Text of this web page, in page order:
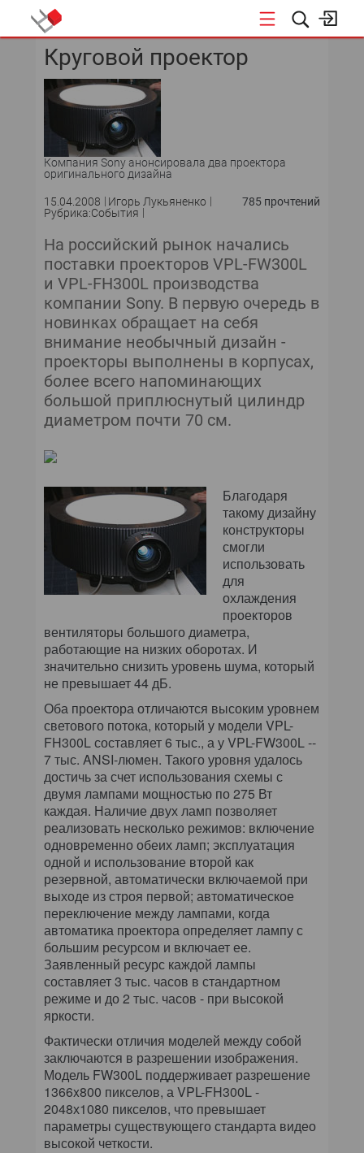
КОНФЕРЕНЦИИ
Круговой проектор
Компания Sony анонсировала два проектора
оригинального дизайна
15.04.2008
Игорь Лукьяненко
Рубрика:События
785 прочтений
На российский рынок начались
поставки проекторов VPL-FW300L
и VPL-FH300L производства
компании Sony. В первую очередь в
новинках обращает на себя
внимание необычный дизайн -
проекторы выполнены в корпусах,
более всего напоминающих
большой приплюснутый цилиндр
диаметром почти 70 см.
Благодаря
такому дизайну
конструкторы
смогли
использовать
для
охлаждения
проекторов
вентиляторы большого диаметра,
работающие на низких оборотах. И
значительно снизить уровень шума, который
не превышает 44 дБ.
Оба проектора отличаются высоким уровнем
светового потока, который у модели VPL-
FH300L составляет 6 тыс., а у VPL-FW300L --
7 тыс. ANSI-люмен. Такого уровня удалось
достичь за счет использования схемы с
двумя лампами мощностью по 275 Вт
каждая. Наличие двух ламп позволяет
реализовать несколько режимов: включение
одновременно обеих ламп; эксплуатация
одной и использование второй как
резервной, автоматически включаемой при
выходе из строя первой; автоматическое
переключение между лампами, когда
автоматика проектора определяет лампу с
большим ресурсом и включает ее.
Заявленный ресурс каждой лампы
составляет 3 тыс. часов в стандартном
режиме и до 2 тыс. часов - при высокой
яркости.
Фактически отличия моделей между собой
заключаются в разрешении изображения.
Модель FW300L поддерживает разрешение
1366x800 пикселов, а VPL-FH300L -
2048х1080 пикселов, что превышает
параметры существующего стандарта видео
высокой четкости.